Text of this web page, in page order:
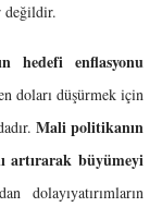
değildir.
hedefi enflasyonu
doları düşürmek için
Mali politikanın
artırarak büyümeyi
dolayıyatırımların